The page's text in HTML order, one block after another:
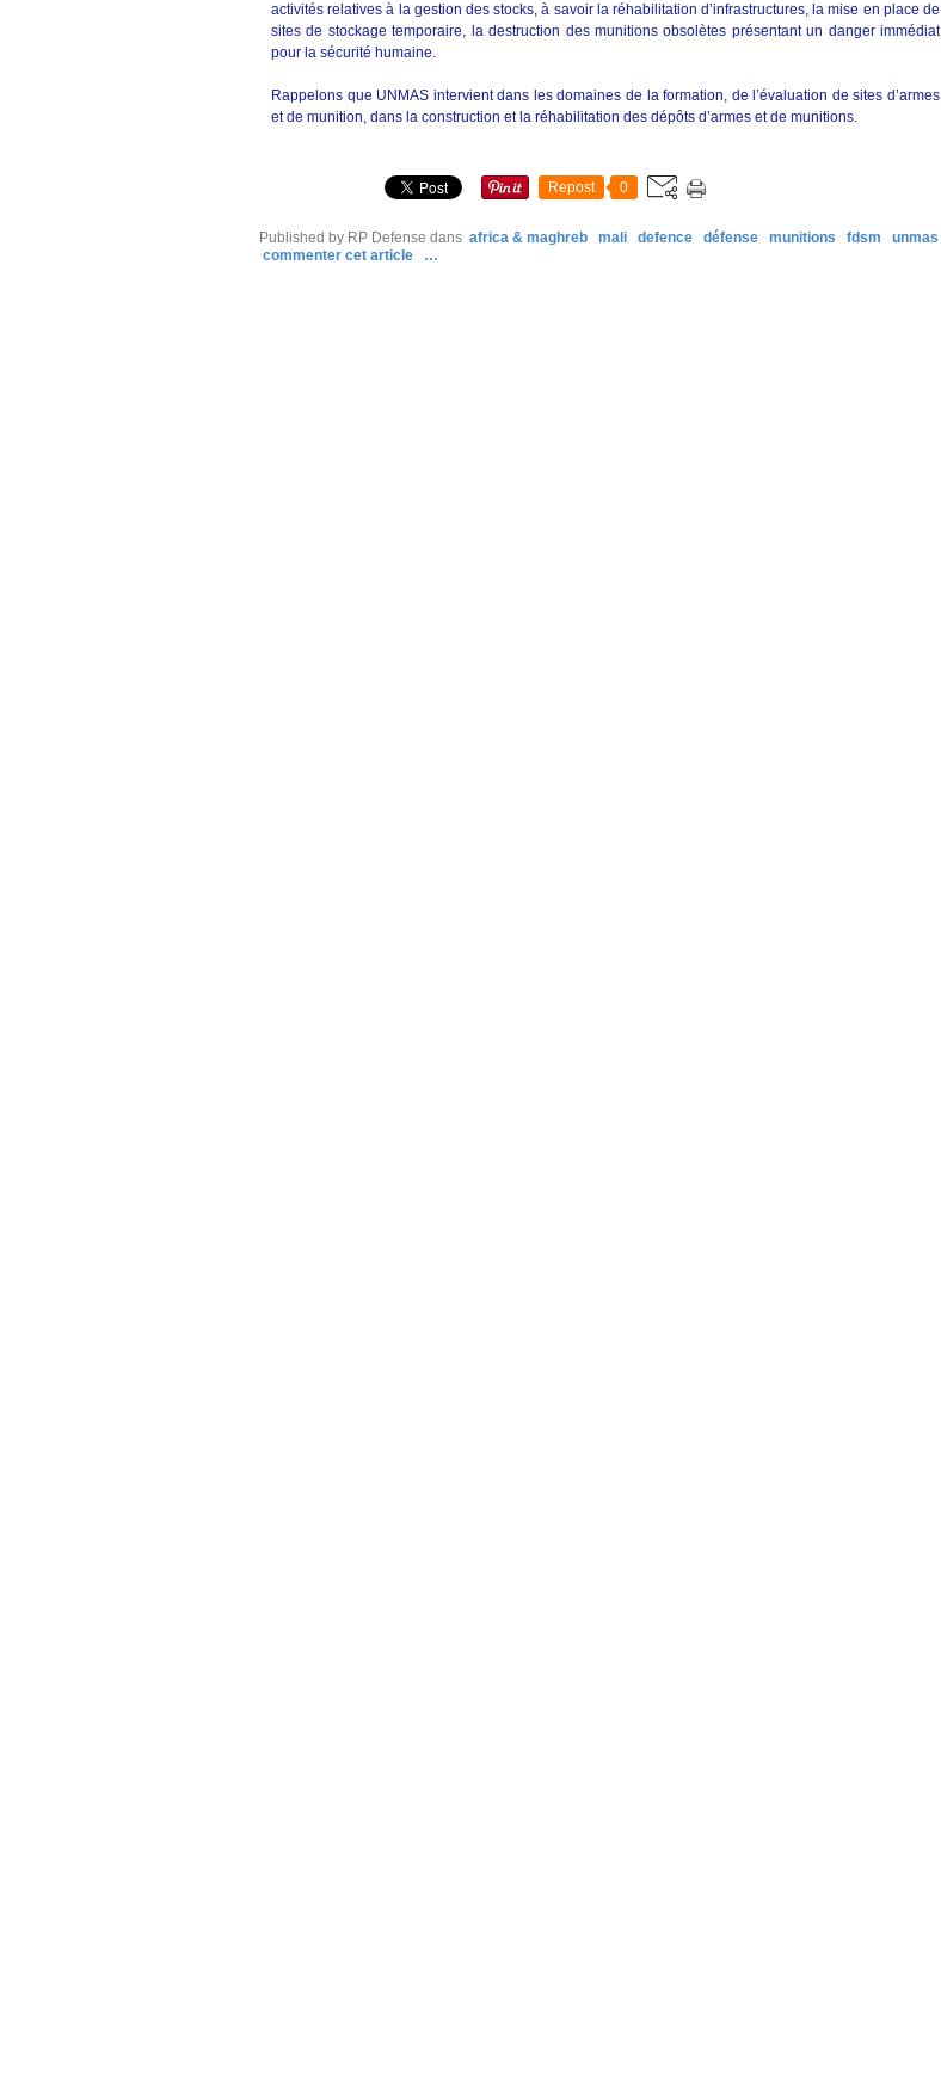
activités relatives à la gestion des stocks, à savoir la réhabilitation d’infrastructures, la mise en place de
sites de stockage temporaire, la destruction des munitions obsolètes présentant un danger immédiat
pour la sécurité humaine.
Rappelons que UNMAS intervient dans les domaines de la formation, de l’évaluation de sites d’armes
et de munition, dans la construction et la réhabilitation des dépôts d’armes et de munitions.
Repost 0
Published by RP Defense dans africa & maghreb mali defence défense munitions fdsm
unmas
commenter cet article
…